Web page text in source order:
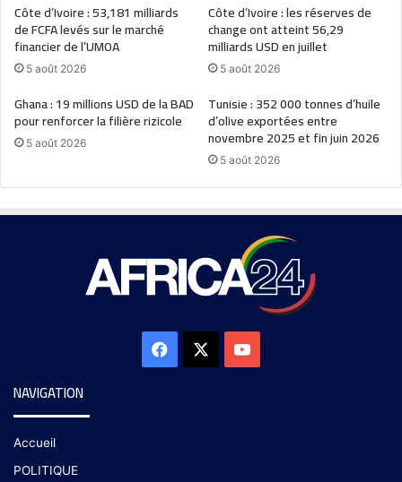
Côte d’Ivoire : 53,181 milliards
de FCFA levés sur le marché
financier de l’UMOA
5 août 2026
Côte d’Ivoire : les réserves de
change ont atteint 56,29
milliards USD en juillet
5 août 2026
Ghana : 19 millions USD de la BAD
pour renforcer la filière rizicole
5 août 2026
Tunisie : 352 000 tonnes d’huile
d’olive exportées entre
novembre 2025 et fin juin 2026
5 août 2026
NAVIGATION
Accueil
POLITIQUE